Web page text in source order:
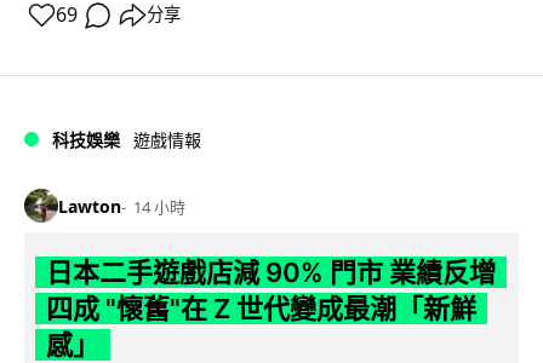
69 分享
科技娛樂 遊戲情報
Lawton 14 小時
日本二手遊戲店減 90% 門市 業績反增
四成 "懷舊"在 Z 世代變成最潮「新鮮
感」